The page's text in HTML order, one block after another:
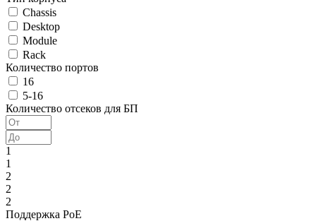
Chassis
Desktop
Module
Rack
Количество портов
16
5-16
Количество отсеков для БП
1
1
2
2
2
Поддержка PoE